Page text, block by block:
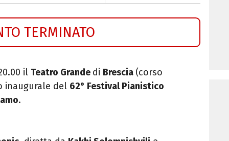
TERMINATO
il Teatro Grande di Brescia (corso
inaugurale del 62° Festival Pianistico
.